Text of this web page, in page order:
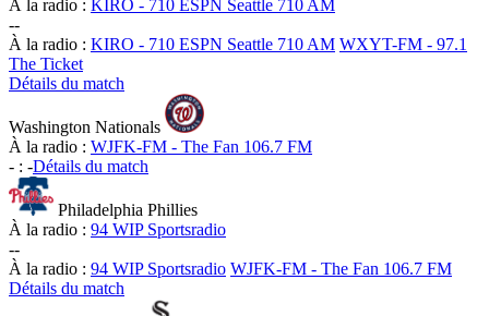
À la radio : KIRO - 710 ESPN Seattle 710 AM
--
À la radio : KIRO - 710 ESPN Seattle 710 AM WXYT-FM - 97.1
The Ticket
Détails du match
Washington Nationals
À la radio : WJFK-FM - The Fan 106.7 FM
- : -Détails du match
Philadelphia Phillies
À la radio : 94 WIP Sportsradio
--
À la radio : 94 WIP Sportsradio WJFK-FM - The Fan 106.7 FM
Détails du match